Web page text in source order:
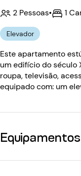
2 Pessoas• 1
Elevador
Este apartamento
um edifício do século
roupa, televisão,
equipado com: um
Equipamentos